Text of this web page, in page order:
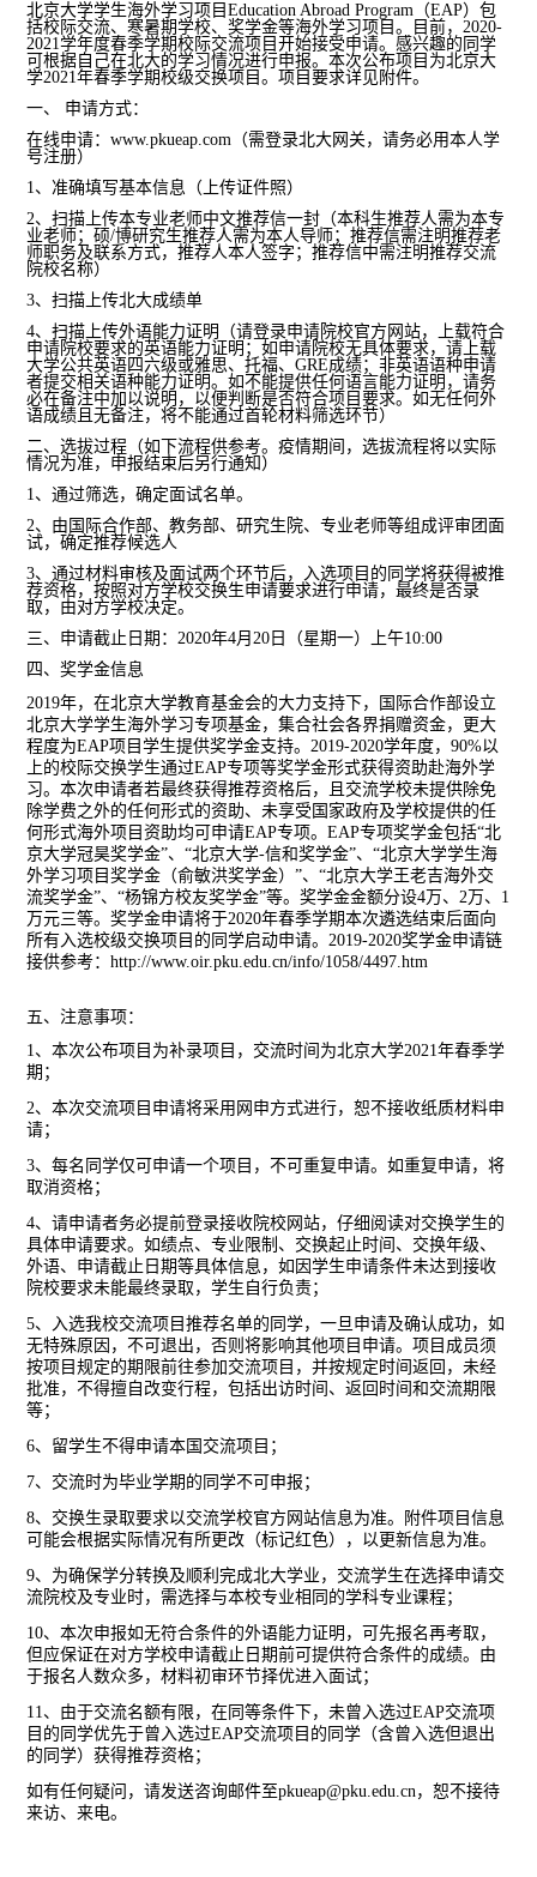
北京大学学生海外学习项目Education Abroad Program （EAP）包
括校际交流、寒暑期学校、奖学金等海外学习项目。目前，2020-
2021学年度春季学期校际交流项目开始接受申请。感兴趣的同学
可根据自己在北大的学习情况进行申报。本次公布项目为北京大
学2021年春季学期校级交换项目。项目要求详见附件。
一、
申请方式：
在线申请：www.pkueap.com （需登录北大网关，请务必用本人学
号注册）
1、准确填写基本信息（上传证件照）
2、扫描上传本专业老师中文推荐信一封（本科生推荐人需为本专
业老师；硕/博研究生推荐人需为本人导师；推荐信需注明推荐老
师职务及联系方式，推荐人本人签字；推荐信中需注明推荐交流
院校名称）
3、扫描上传北大成绩单
4、扫描上传外语能力证明（请登录申请院校官方网站，上载符合
申请院校要求的英语能力证明；如申请院校无具体要求，请上载
大学公共英语四六级或雅思、托福、GRE成绩；非英语语种申请
者提交相关语种能力证明。如不能提供任何语言能力证明，请务
必在备注中加以说明，以便判断是否符合项目要求。如无任何外
语成绩且无备注，将不能通过首轮材料筛选环节）
二、选拔过程（如下流程供参考。疫情期间，选拔流程将以实际
情况为准，申报结束后另行通知）
1、通过筛选，确定面试名单。
2、由国际合作部、教务部、研究生院、专业老师等组成评审团面
试，确定推荐候选人
3、通过材料审核及面试两个环节后，入选项目的同学将获得被推
荐资格，按照对方学校交换生申请要求进行申请，最终是否录
取，由对方学校决定。
三、申请截止日期：2020年4月20 日 （星期一）上午10:00
四、奖学金信息
2019年，在北京大学教育基金会的大力支持下，国际合作部设立
北京大学学生海外学习专项基金，集合社会各界捐赠资金，更大
程度为EAP项目学生提供奖学金支持。2019-2020学年度，90%以
上的校际交换学生通过EAP专项等奖学金形式获得资助赴海外学
习。本次申请者若最终获得推荐资格后，且交流学校未提供除免
除学费之外的任何形式的资助、未享受国家政府及学校提供的任
何形式海外项目资助均可申请EAP专项。EAP专项奖学金包括“北
京大学冠昊奖学金”、“北京大学-信和奖学金”、“北京大学学生海
外学习项目奖学金（俞敏洪奖学金）”、“北京大学王老吉海外交
流奖学金”、“杨锦方校友奖学金”等。奖学金金额分设4万、2万、 1
万元三等。奖学金申请将于2020年春季学期本次遴选结束后面向
所有入选校级交换项目的同学启动申请。2019-2020奖学金申请链
接供参考：http://www.oir.pku.edu.cn/info/1058/4497.htm
五、注意事项：
1、本次公布项目为补录项目，交流时间为北京大学2021年春季学
期；
2、本次交流项目申请将采用网申方式进行，恕不接收纸质材料申
请；
3、每名同学仅可申请一个项目，不可重复申请。如重复申请，将
取消资格；
4、请申请者务必提前登录接收院校网站，仔细阅读对交换学生的
具体申请要求。如绩点、专业限制、交换起止时间、交换年级、
外语、申请截止日期等具体信息，如因学生申请条件未达到接收
院校要求未能最终录取，学生自行负责；
5、入选我校交流项目推荐名单的同学，一旦申请及确认成功，如
无特殊原因，不可退出，否则将影响其他项目申请。项目成员须
按项目规定的期限前往参加交流项目，并按规定时间返回，未经
批准，不得擅自改变行程，包括出访时间、返回时间和交流期限
等；
6、留学生不得申请本国交流项目；
7、交流时为毕业学期的同学不可申报；
8、交换生录取要求以交流学校官方网站信息为准。附件项目信息
可能会根据实际情况有所更改（标记红色），以更新信息为准。
9、为确保学分转换及顺利完成北大学业，交流学生在选择申请交
流院校及专业时，需选择与本校专业相同的学科专业课程；
10、本次申报如无符合条件的外语能力证明，可先报名再考取，
但应保证在对方学校申请截止日期前可提供符合条件的成绩。由
于报名人数众多，材料初审环节择优进入面试；
11、由于交流名额有限，在同等条件下，未曾入选过EAP交流项
目的同学优先于曾入选过EAP交流项目的同学（含曾入选但退出
的同学）获得推荐资格；
如有任何疑问，请发送咨询邮件至pkueap@pku.edu.cn，恕不接待
来访、来电。